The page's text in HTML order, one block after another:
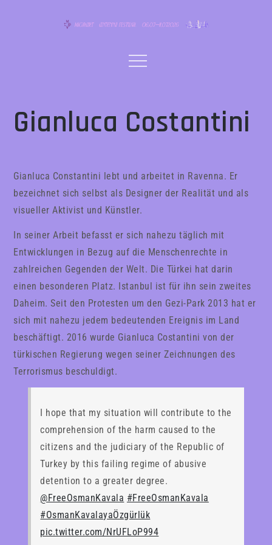
Menu
Gianluca Costantini
Gianluca Constantini lebt und arbeitet in Ravenna. Er
bezeichnet sich selbst als Designer der Realität und als
visueller Aktivist und Künstler.
In seiner Arbeit befasst er sich nahezu täglich mit
Entwicklungen in Bezug auf die Menschenrechte in
zahlreichen Gegenden der Welt. Die Türkei hat darin
einen besonderen Platz. Istanbul ist für ihn sein zweites
Daheim. Seit den Protesten um den Gezi-Park 2013 hat er
sich mit nahezu jedem bedeutenden Ereignis im Land
beschäftigt. 2016 wurde Gianluca Costantini von der
türkischen Regierung wegen seiner Zeichnungen des
Terrorismus beschuldigt.
I hope that my situation will contribute to the
comprehension of the harm caused to the
citizens and the judiciary of the Republic of
Turkey by this failing regime of abusive
detention to a greater degree.
@FreeOsmanKavala #FreeOsmanKavala
#OsmanKavalayaÖzgürlük
pic.twitter.com/NrUFLoP994